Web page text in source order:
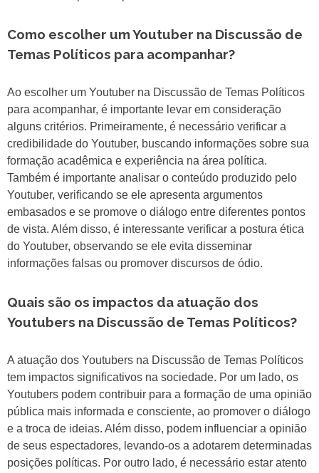
Como escolher um Youtuber na Discussão de
Temas Políticos para acompanhar?
Ao escolher um Youtuber na Discussão de Temas Políticos
para acompanhar, é importante levar em consideração
alguns critérios. Primeiramente, é necessário verificar a
credibilidade do Youtuber, buscando informações sobre sua
formação acadêmica e experiência na área política.
Também é importante analisar o conteúdo produzido pelo
Youtuber, verificando se ele apresenta argumentos
embasados e se promove o diálogo entre diferentes pontos
de vista. Além disso, é interessante verificar a postura ética
do Youtuber, observando se ele evita disseminar
informações falsas ou promover discursos de ódio.
Quais são os impactos da atuação dos
Youtubers na Discussão de Temas Políticos?
A atuação dos Youtubers na Discussão de Temas Políticos
tem impactos significativos na sociedade. Por um lado, os
Youtubers podem contribuir para a formação de uma opinião
pública mais informada e consciente, ao promover o diálogo
e a troca de ideias. Além disso, podem influenciar a opinião
de seus espectadores, levando-os a adotarem determinadas
posições políticas. Por outro lado, é necessário estar atento